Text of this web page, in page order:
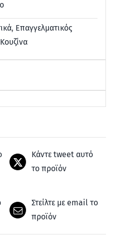
, Επαγγελματικός
Κουζίνα
Κάντε tweet αυτό
το προϊόν
Στείλτε με email το
προϊόν